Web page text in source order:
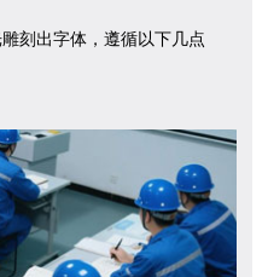
刻出字体，遵循以下几点